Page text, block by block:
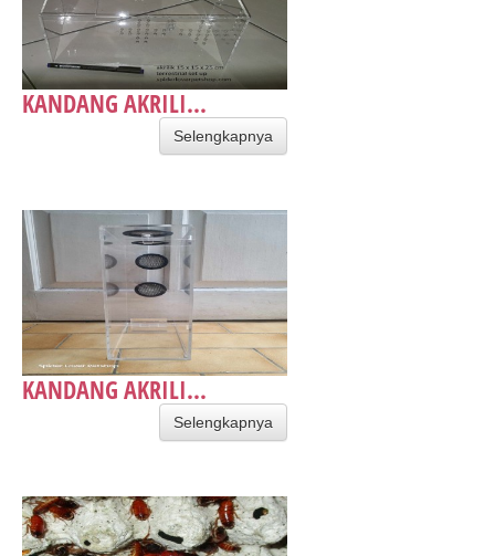
KANDANG AKRILI...
Selengkapnya
KANDANG AKRILI...
Selengkapnya